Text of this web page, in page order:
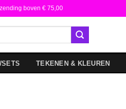
boven € 75,00
TEKENEN & KLEUREN